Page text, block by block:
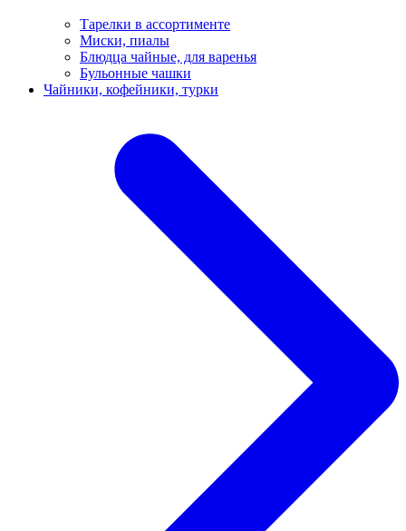
Тарелки в ассортименте
Миски, пиалы
Блюдца чайные, для варенья
Бульонные чашки
Чайники, кофейники, турки